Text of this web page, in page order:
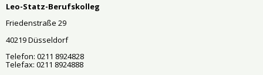
Leo-Statz-Berufskolleg
Friedenstraße 29
40219 Düsseldorf
Telefon: 0211 8924828
Telefax: 0211 8924888